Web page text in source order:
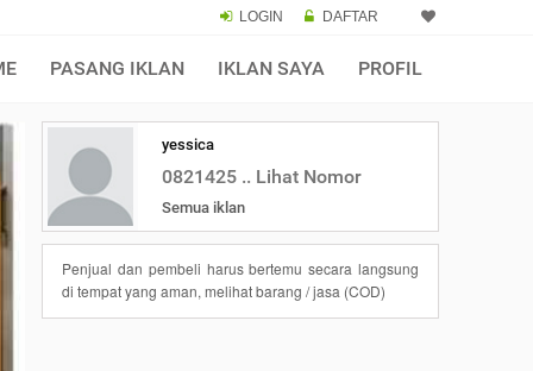
LOGIN DAFTAR
PASANG IKLAN IKLAN SAYA PROFIL
yessica
0821425 .. Lihat Nomor
Semua iklan
Penjual dan pembeli harus bertemu secara langsung
di tempat yang aman, melihat barang / jasa (COD)